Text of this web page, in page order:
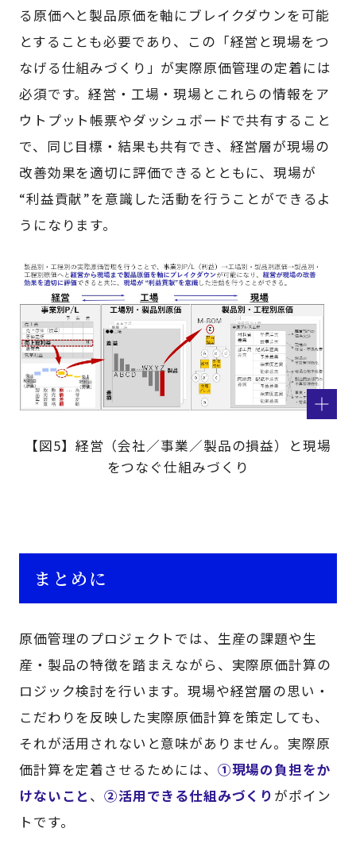
る原価へと製品原価を軸にブレイクダウンを可能
とすることも必要であり、この「経営と現場をつ
なげる仕組みづくり」が実際原価管理の定着には
必須です。経営・工場・現場とこれらの情報をア
ウトプット帳票やダッシュボードで共有すること
で、同じ目標・結果も共有でき、経営層が現場の
改善効果を適切に評価できるとともに、現場が
“利益貢献”を意識した活動を行うことができるよ
うになります。
【図5】経営（会社／事業／製品の損益）と現場
をつなぐ仕組みづくり
まとめに
原価管理のプロジェクトでは、生産の課題や生
産・製品の特徴を踏まえながら、実際原価計算の
ロジック検討を行います。現場や経営層の思い・
こだわりを反映した実際原価計算を策定しても、
それが活用されないと意味がありません。実際原
価計算を定着させるためには、 ①現場の負担をか
けないこと 、②活用できる仕組みづくり がポイン
トです。